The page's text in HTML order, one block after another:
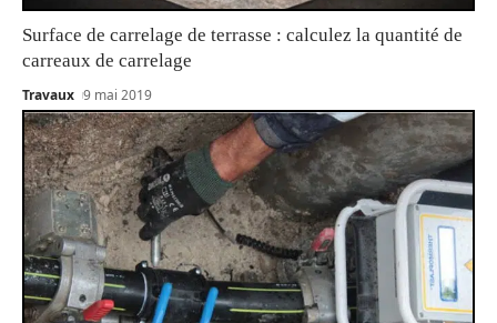
Surface de carrelage de terrasse : calculez la quantité de
carreaux de carrelage
Travaux 9 mai 2019